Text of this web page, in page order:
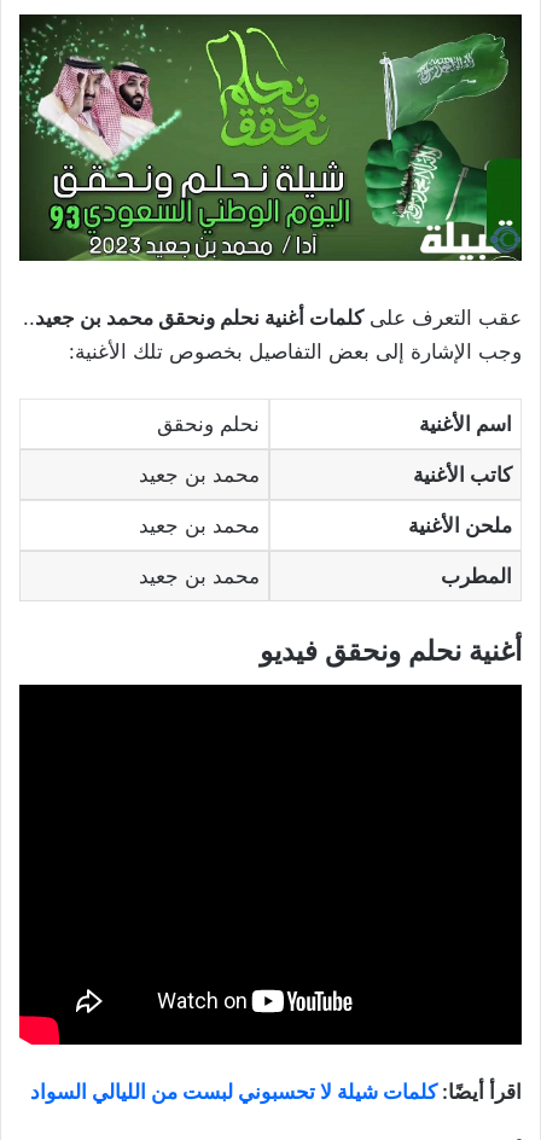
عقب التعرف علىكلمات أغنية نحلم ونحقق محمد بن جعيد..
وجب الإشارة إلى بعض التفاصيل بخصوص تلك الأغنية:
اسم الأغنية نحلم ونحقق
كاتب الأغنية محمد بن جعيد
ملحن الأغنية محمد بن جعيد
المطرب محمد بن جعيد
أغنية نحلم ونحقق فيديو
اقرأ أيضًا:كلمات شيلة لا تحسبوني لبست من الليالي السواد